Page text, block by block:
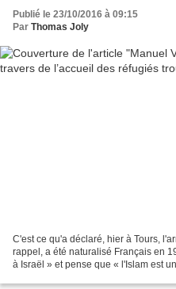
Publié le 23/10/2016 à 09:15
Par Thomas Joly
C'est ce qu'a déclaré, hier à Tours,
rappel, a été naturalisé Français en
à Israël » et pense que « l'Islam est